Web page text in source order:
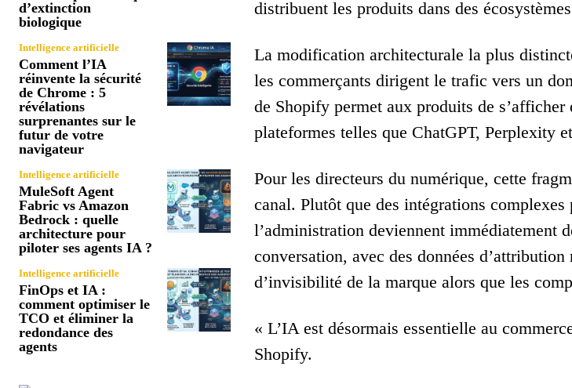
d’extinction
biologique
Intelligence artificielle
Comment l’IA
réinvente la sécurité
de Chrome : 5
révélations
surprenantes sur le
futur de votre
navigateur
Intelligence artificielle
MuleSoft Agent
Fabric vs Amazon
Bedrock : quelle
architecture pour
piloter ses agents IA ?
Intelligence artificielle
FinOps et IA :
comment optimiser le
TCO et éliminer la
redondance des
agents
distribuent les produits dans des
La modification architecturale la plus
les commerçants dirigent le trafic vers un
de Shopify permet aux produits de
plateformes telles que ChatGPT, Perplexity
Pour les directeurs du numérique, cette
canal. Plutôt que des intégrations
l’administration deviennent immédiatement
conversation, avec des données
d’invisibilité de la marque alors que les
« L’IA est désormais essentielle au
Shopify.